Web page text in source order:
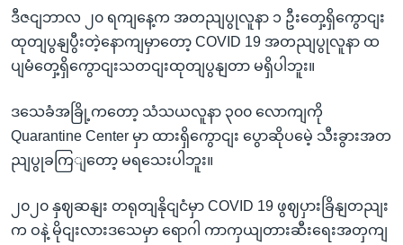
ဒီဇငျဘာလ ၂၀ ရကျနေ့က အတညျပွုလူနာ ၁ ဦးတှေ့ရှိကွောငျး
ထုတျပွနျပွီးတဲ့နောကျမှာတော့ COVID 19 အတညျပွုလူနာ ထ
ပျမံတှေ့ရှိကွောငျးသတငျးထုတျပွနျတာ မရှိပါဘူး။
ဒသေခံအခြို့ကတော့ သံသယလူနာ ၃၀၀ လောကျကို
Quarantine Center မှာ ထားရှိကွောငျး ပွောဆိုပမေဲ့ သီးခွားအတ
ညျပွုခကြျတော့ မရသေးပါဘူး။
၂၀၂၀ နှဈဆနျး တရုတျနိုငျငံမှာ COVID 19 ဖွဈပှားခြိနျတညျး
က ဝနဲ့ မိုငျးလားဒသေမှာ ရောဂါ ကာကှယျတားဆီးရေးအတှကျ